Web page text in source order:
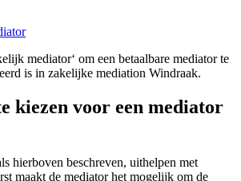
mediator‘ om een betaalbare mediator te
is in zakelijke mediation Windraak.
kiezen voor een mediator
hierboven beschreven, uithelpen met
maakt de mediator het mogelijk om de